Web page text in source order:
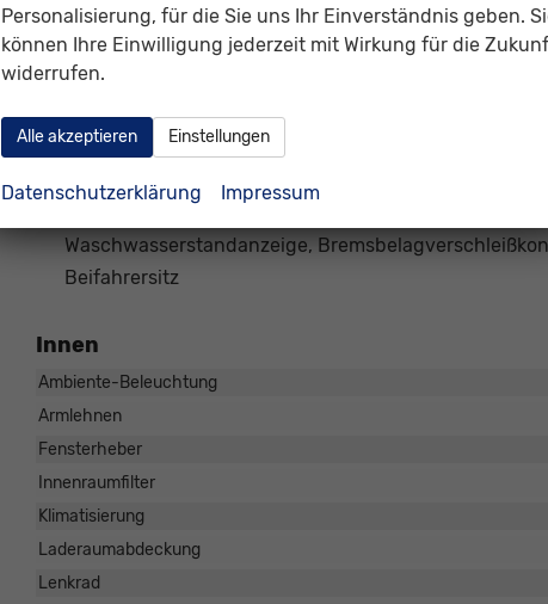
Beifahrersitzlehne umklappbar,
inkl. City-Notbremsfunktion, Start-Stopp-
Müdigkeitserkennung
, Seitenairbag vorn mit
Mittelarmlehne vorn, Notrufsystem eCall,
mit follow to stop(Geschwindigkeitsregelanlage
Schalthebelknauf in Leder,
Multifunktions-
Wärmeschutzverglasung, Scheibenbremsen vorn
Waschwasserstandanzeige,
Beifahrersitz
Innen
Ambiente-Beleuchtung
Armlehnen
Fensterheber
Innenraumfilter
Klimatisierung
Laderaumabdeckung
Lenkrad
Personalisierung, für die Sie uns Ihr Einverständnis geben.
können Ihre Einwilligung jederzeit mit Wirkung für die
widerrufen.
Alle akzeptieren Einstellungen
Datenschutzerklärung Impressum